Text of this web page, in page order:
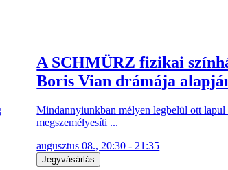
A SCHMÜRZ fizikai
Boris Vian drámája
Mindannyiunkban mélyen legbelül ott lapul
megszemélyesíti ...
augusztus 08., 20:30 - 21:35
Jegyvásárlás